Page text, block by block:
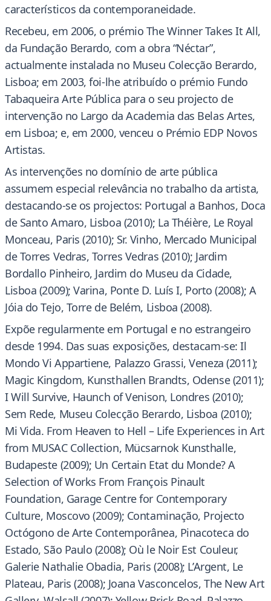
característicos da contemporaneidade.
Recebeu, em 2006, o prémio The Winner Takes It All,
da Fundação Berardo, com a obra “Néctar”,
actualmente instalada no Museu Colecção Berardo,
Lisboa; em 2003, foi-lhe atribuído o prémio Fundo
Tabaqueira Arte Pública para o seu projecto de
intervenção no Largo da Academia das Belas Artes,
em Lisboa; e, em 2000, venceu o Prémio EDP Novos
Artistas.
As intervenções no domínio de arte pública
assumem especial relevância no trabalho da artista,
destacando-se os projectos: Portugal a Banhos, Doca
de Santo Amaro, Lisboa (2010); La Théière, Le Royal
Monceau, Paris (2010); Sr. Vinho, Mercado Municipal
de Torres Vedras, Torres Vedras (2010); Jardim
Bordallo Pinheiro, Jardim do Museu da Cidade,
Lisboa (2009); Varina, Ponte D. Luís I, Porto (2008); A
Jóia do Tejo, Torre de Belém, Lisboa (2008).
Expõe regularmente em Portugal e no estrangeiro
desde 1994. Das suas exposições, destacam-se: Il
Mondo Vi Appartiene, Palazzo Grassi, Veneza (2011);
Magic Kingdom, Kunsthallen Brandts, Odense (2011);
I Will Survive, Haunch of Venison, Londres (2010);
Sem Rede, Museu Colecção Berardo, Lisboa (2010);
Mi Vida. From Heaven to Hell – Life Experiences in Art
from MUSAC Collection, Mücsarnok Kunsthalle,
Budapeste (2009); Un Certain Etat du Monde? A
Selection of Works From François Pinault
Foundation, Garage Centre for Contemporary
Culture, Moscovo (2009); Contaminação, Projecto
Octógono de Arte Contemporânea, Pinacoteca do
Estado, São Paulo (2008); Où le Noir Est Couleur,
Galerie Nathalie Obadia, Paris (2008); L’Argent, Le
Plateau, Paris (2008); Joana Vasconcelos, The New Art